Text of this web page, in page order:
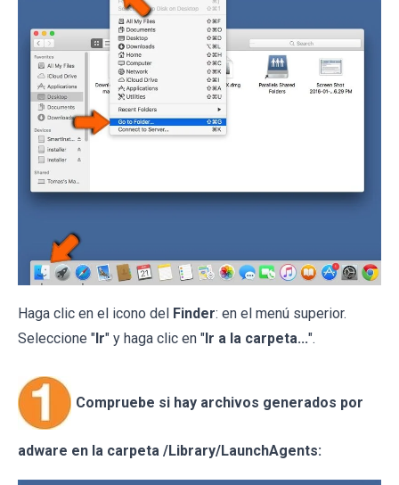
Haga clic en el icono del Finder: en el menú superior.
Seleccione " Ir" y haga clic en " Ir a la carpeta...".
Compruebe si hay archivos generados por
adware en la carpeta /Library/LaunchAgents: